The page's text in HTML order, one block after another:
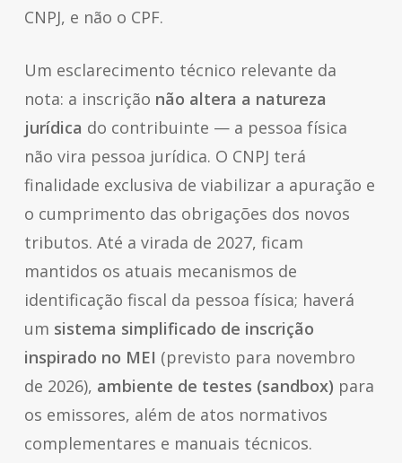
CNPJ, e não o CPF.
Um esclarecimento técnico relevante da
nota: a inscrição não altera a natureza
jurídica do contribuinte — a pessoa física
não vira pessoa jurídica. O CNPJ terá
finalidade exclusiva de viabilizar a apuração e
o cumprimento das obrigações dos novos
tributos. Até a virada de 2027, ficam
mantidos os atuais mecanismos de
identificação fiscal da pessoa física; haverá
um sistema simplificado de inscrição
inspirado no MEI (previsto para novembro
de 2026), ambiente de testes (sandbox) para
os emissores, além de atos normativos
complementares e manuais técnicos.